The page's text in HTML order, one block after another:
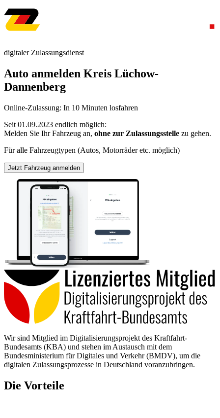
digitaler Zulassungsdienst
Auto anmelden Kreis Lüchow-
Dannenberg
Online-Zulassung: In 10 Minuten losfahren
Seit 01.09.2023 endlich möglich:
Melden Sie Ihr Fahrzeug an, ohne zur Zulassungsstelle zu gehen.
Für alle Fahrzeugtypen (Autos, Motorräder etc. möglich)
Jetzt Fahrzeug anmelden
Wir sind Mitglied im Digitalisierungsprojekt des Kraftfahrt-
Bundesamts (KBA) und stehen im Austausch mit dem
Bundesministerium für Digitales und Verkehr (BMDV), um die
digitalen Zulassungsprozesse in Deutschland voranzubringen.
Die Vorteile